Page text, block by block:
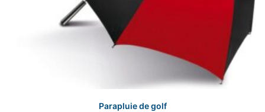
Parapluie de golf